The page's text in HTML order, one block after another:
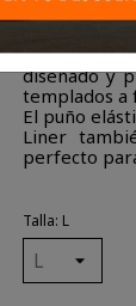
Bajo
SPIDI
forros SPIDI
diseñado y
templados a
El puño
Liner
perfecto
Talla: L